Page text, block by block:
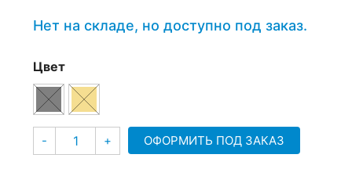
Нет на складе, но доступно под заказ.
Цвет
- Количество
+ ОФОРМИТЬ ПОД ЗАКАЗ